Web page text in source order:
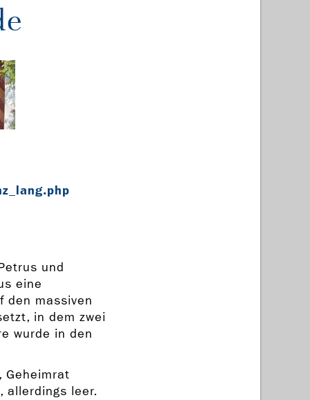
und
eine
den massiven
in dem zwei
wurde in den
Geheimrat
allerdings leer.